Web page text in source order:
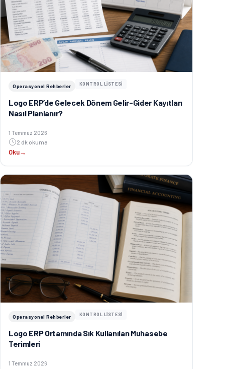
Operasyonel Rehberler KONTROL LİSTESİ
Logo ERP’de Gelecek Dönem Gelir-Gider Kayıtları
Nasıl Planlanır?
Yayınlanma tarihi:
1 Temmuz 2026
2 dk okuma
Oku→
Operasyonel Rehberler KONTROL LİSTESİ
Logo ERP Ortamında Sık Kullanılan Muhasebe
Terimleri
Yayınlanma tarihi:
1 Temmuz 2026